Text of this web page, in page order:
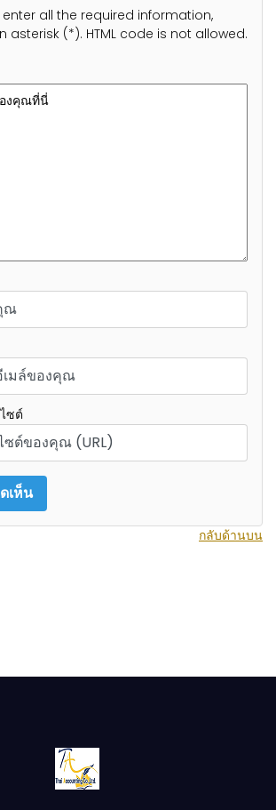
all the required information,
asterisk (*). HTML code is not allowed.
ซต์
กลับด้านบน